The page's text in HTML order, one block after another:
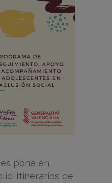
pone en
Itinerarios de